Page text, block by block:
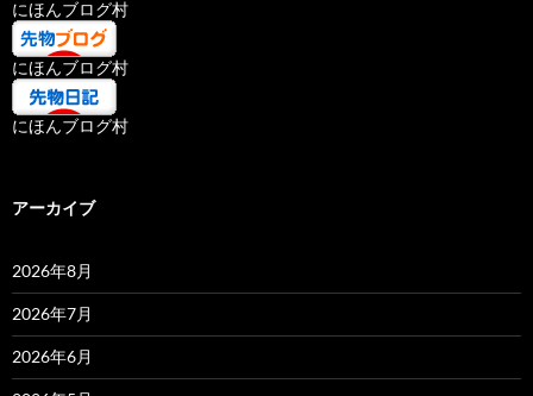
にほんブログ村
にほんブログ村
にほんブログ村
アーカイブ
2026年8月
2026年7月
2026年6月